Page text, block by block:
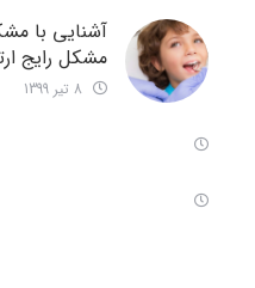
مشکل رایج